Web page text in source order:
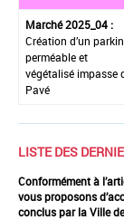
Marché 2025_04 :
Création d’un
perméable et
végétalisé impasse
Pavé
LISTE DES
Conformément à
vous proposons
conclus par la Ville